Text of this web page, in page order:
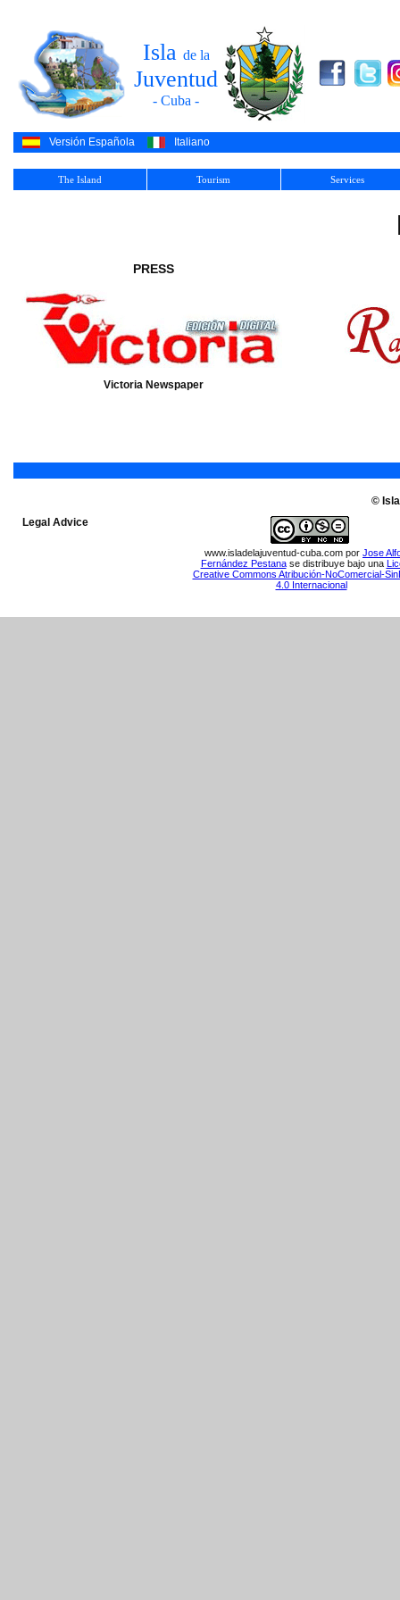
Isla de la
Juventud
- Cuba -
Versión Española Italiano
The Island Tourism Services
PRESS
Victoria Newspaper
©
Legal Advice
www.isladelajuventud-cuba.com por Jose
Fernández Pestanase distribuye bajo una
Creative Commons Atribución-NoComercial-
4.0 Internacional